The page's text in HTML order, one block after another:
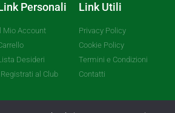
Personali
Mio Account
Desideri
Registrati al Club
Link Utili
Privacy Policy
Cookie Policy
Termini e Condizioni
Contatti